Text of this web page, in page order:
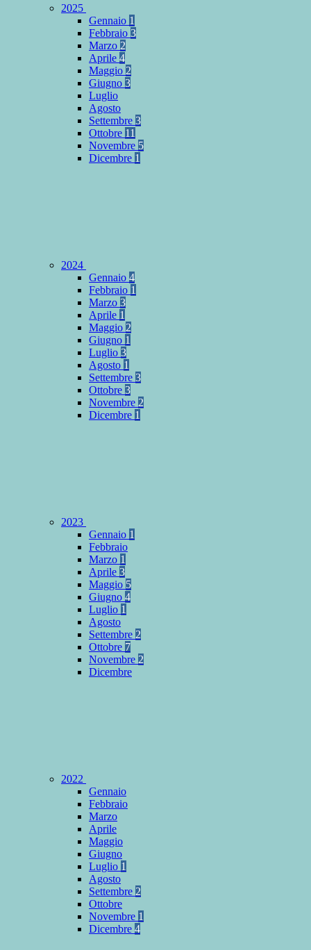
2025
Gennaio 1
Febbraio 3
Marzo 2
Aprile 4
Maggio 2
Giugno 3
Luglio
Agosto
Settembre 3
Ottobre 11
Novembre 5
Dicembre 1
2024
Gennaio 4
Febbraio 1
Marzo 3
Aprile 1
Maggio 2
Giugno 1
Luglio 3
Agosto 1
Settembre 3
Ottobre 3
Novembre 2
Dicembre 1
2023
Gennaio 1
Febbraio
Marzo 1
Aprile 3
Maggio 5
Giugno 4
Luglio 1
Agosto
Settembre 2
Ottobre 7
Novembre 2
Dicembre
2022
Gennaio
Febbraio
Marzo
Aprile
Maggio
Giugno
Luglio 1
Agosto
Settembre 2
Ottobre
Novembre 1
Dicembre 4